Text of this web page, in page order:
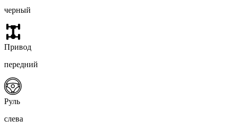
черный
Привод
передний
Руль
слева